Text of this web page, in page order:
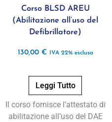
Corso BLSD AREU
(Abilitazione all’uso del
Defibrillatore)
130,00 € IVA 22% esclusa
Leggi Tutto
Il corso fornisce l’attestato di
abilitazione all’uso del DAE